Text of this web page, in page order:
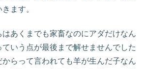
ます。
あくまでも家畜なのにアダだけなん
いう点が最後まで解せませんでした
らって言われても羊が生んだ子なん